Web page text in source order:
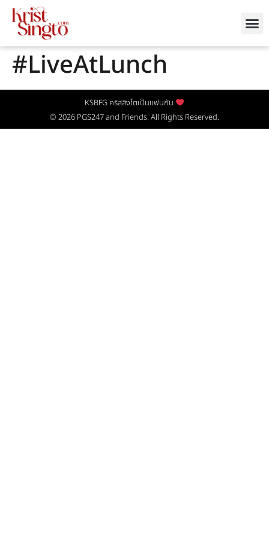
#LiveAtLunch
KSBFG คริสสิงโตเป็นแฟนกัน
© 2026 PGS247and Friends. All Rights Reserved.